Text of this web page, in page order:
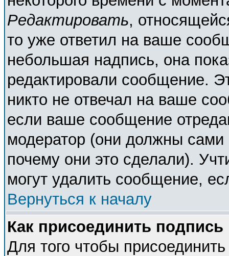
Редактировать,
то уже ответил на ваше
небольшая надпись, она
редактировали сообщение.
никто не отвечал на ваше
если ваше сообщение
модератор (они должны сами
почему они это сделали).
могут удалить сообщение,
Вернуться к началу
Как присоединить
Для того чтобы